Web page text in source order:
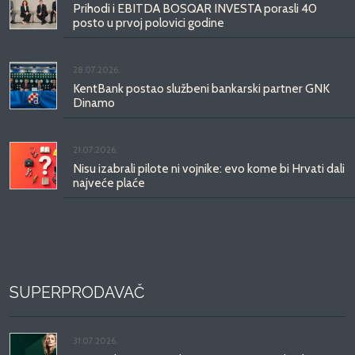
Prihodi i EBITDA BOSQAR INVESTA porasli 40
posto u prvoj polovici godine
28.07.2026.
KentBank postao službeni bankarski partner GNK
Dinamo
21.07.2026.
Nisu izabrali pilote ni vojnike: evo kome bi Hrvati dali
najveće plaće
SUPERPRODAVAČ
31.07.2026.